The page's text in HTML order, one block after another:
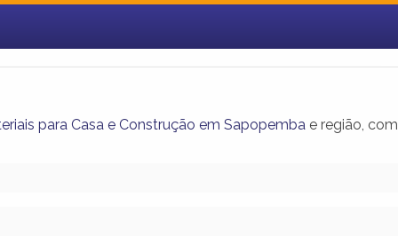
para Casa e Construção em Sapopemba e região, com